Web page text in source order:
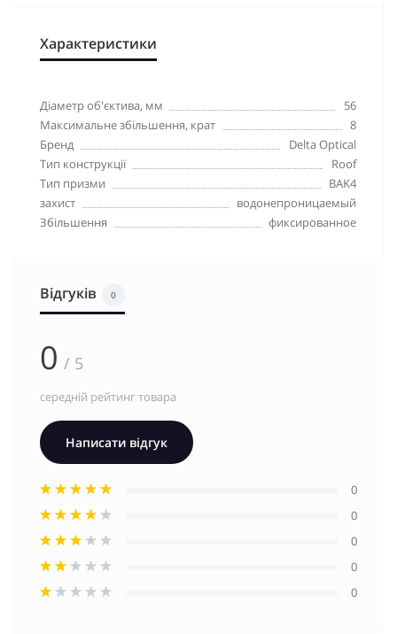
Характеристики
Діаметр об'єктива, мм
56
Максимальне збільшення, крат
8
Бренд
Delta Optical
Тип конструкції
Roof
Тип призми
BAK4
захист
водонепроницаемый
Збільшення
фиксированное
Відгуків 0
0 / 5
середній рейтинг товара
Написати відгук
0
0
0
0
0